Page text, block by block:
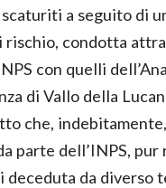
a seguito di
rischio, condotta
con quelli
di Vallo della
che,
parte dell’INPS, pur
deceduta da diverso